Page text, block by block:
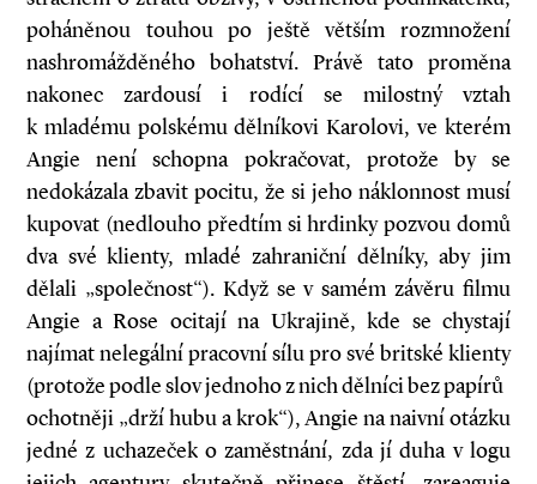
poháněnou touhou po ještě větším rozmnožení
nashromážděného bohatství. Právě tato proměna
nakonec zardousí i rodící se milostný vztah
k mladému polskému dělníkovi Karolovi, ve kterém
Angie není schopna pokračovat, protože by se
nedokázala zbavit pocitu, že si jeho náklonnost musí
kupovat (nedlouho předtím si hrdinky pozvou domů
dva své klienty, mladé zahraniční dělníky, aby jim
dělali „společnost“). Když se v samém závěru filmu
Angie a Rose ocitají na Ukrajině, kde se chystají
najímat nelegální pracovní sílu pro své britské klienty
(protože podle slov jednoho z nich dělníci bez papírů
ochotněji „drží hubu a krok“), Angie na naivní otázku
jedné z uchazeček o zaměstnání, zda jí duha v logu